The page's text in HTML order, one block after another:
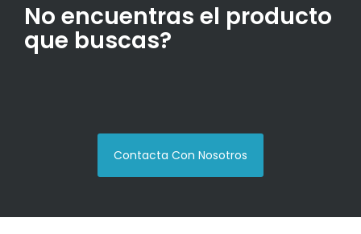
No encuentras el producto
que buscas?
Contacta Con Nosotros